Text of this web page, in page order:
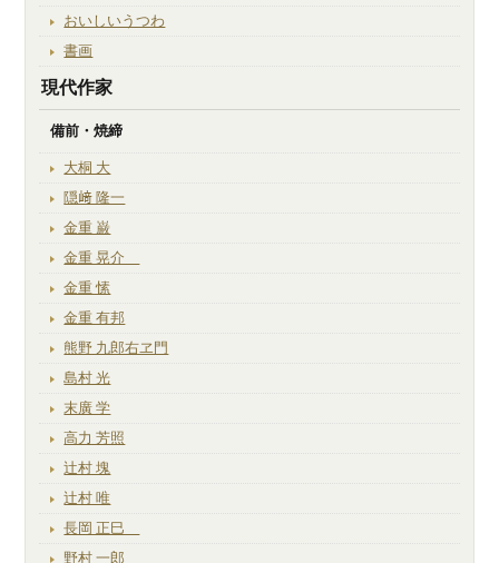
おいしいうつわ
書画
現代作家
備前・焼締
大桐 大
隠﨑 隆一
金重 巌
金重 晃介
金重 愫
金重 有邦
熊野 九郎右ヱ門
島村 光
末廣 学
高力 芳照
辻村 塊
辻村 唯
長岡 正巳
野村 一郎